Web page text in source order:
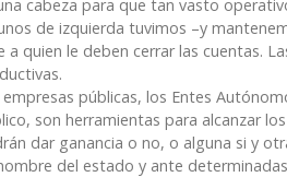
cabeza para que tan vasto
de izquierda tuvimos –y
a quien le deben cerrar las cuentas.
empresas públicas, los Entes
son herramientas para alcanzar
dar ganancia o no, o alguna si y
del estado y ante